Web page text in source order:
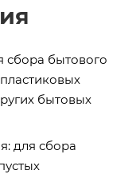
сбора бытового
бытовых
для сбора